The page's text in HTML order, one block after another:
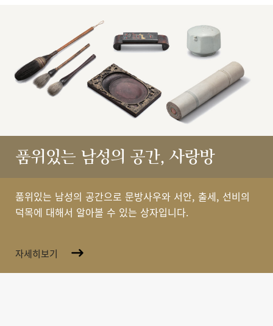
품위있는 남성의 공간, 사랑방
품위있는 남성의 공간으로 문방사우와 서안, 출세, 선비의
덕목에 대해서 알아볼 수 있는 상자입니다.
자세히보기